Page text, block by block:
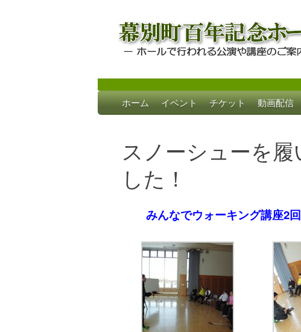
幕別町百年記念ホ
ホールで行われる公演や講座のご案内
Skip
to
ホーム イベント チケット 動画配信
スノーシューを履
した！
みんなでウォーキング講座2